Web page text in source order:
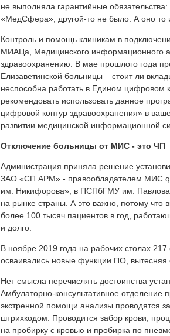
не выполняла гарантийные
«МедСфера», другой-то не было. А оно то
Контроль и помощь клиникам в
МИАЦа, Медицинского информационного
здравоохранению. В мае прошлого года
Елизаветинской больницы – стоит ли
неспособна работать в Едином
рекомендовать использовать данное
цифровой контур здравоохранения» в
развитии медицинской информационной
Отключение больницы от МИС - это ЧП
Администрация приняла решение
ЗАО «СП.АРМ» - правообладателем МИС
им. Никифорова», в ПСПбГМУ им. Павлова.
на рынке страны. А это важно, потому
более 100 тысяч пациентов в год,
и долго.
В ноябре 2019 года на рабочих столах
осваивались новые функции ПО,
Нет смысла перечислять достоинства
Амбулаторно-консультативное
экстренной помощи анализы проводятся
штрихкодом. Проводится забор крови,
на пробирку с кровью и пробирка по